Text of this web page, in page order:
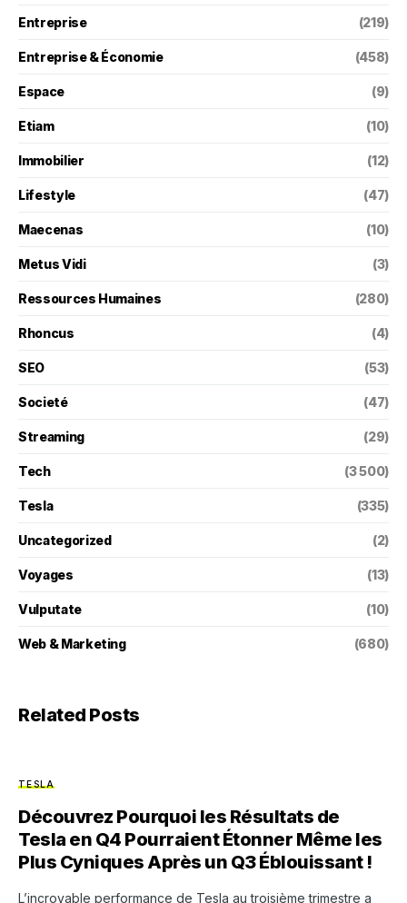
Entreprise (219)
Entreprise & Économie (458)
Espace (9)
Etiam (10)
Immobilier (12)
Lifestyle (47)
Maecenas (10)
Metus Vidi (3)
Ressources Humaines (280)
Rhoncus (4)
SEO (53)
Societé (47)
Streaming (29)
Tech (3 500)
Tesla (335)
Uncategorized (2)
Voyages (13)
Vulputate (10)
Web & Marketing (680)
Related Posts
TESLA
Découvrez Pourquoi les Résultats de
Tesla en Q4 Pourraient Étonner Même les
Plus Cyniques Après un Q3 Éblouissant !
L’incroyable performance de Tesla au troisième trimestre a